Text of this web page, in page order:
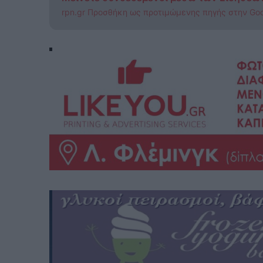
rpn.gr Προσθήκη ως προτιμώμενης πηγής στην